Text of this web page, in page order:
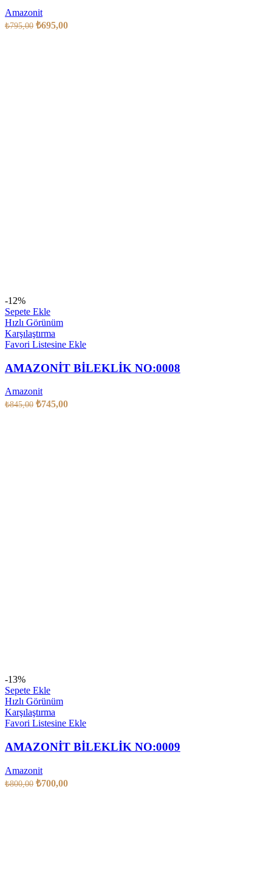
Amazonit
₺795,00 ₺695,00
-12%
Sepete Ekle
Hızlı Görünüm
Karşılaştırma
Favori Listesine Ekle
AMAZONİT BİLEKLİK NO:0008
Amazonit
₺845,00 ₺745,00
-13%
Sepete Ekle
Hızlı Görünüm
Karşılaştırma
Favori Listesine Ekle
AMAZONİT BİLEKLİK NO:0009
Amazonit
₺800,00 ₺700,00